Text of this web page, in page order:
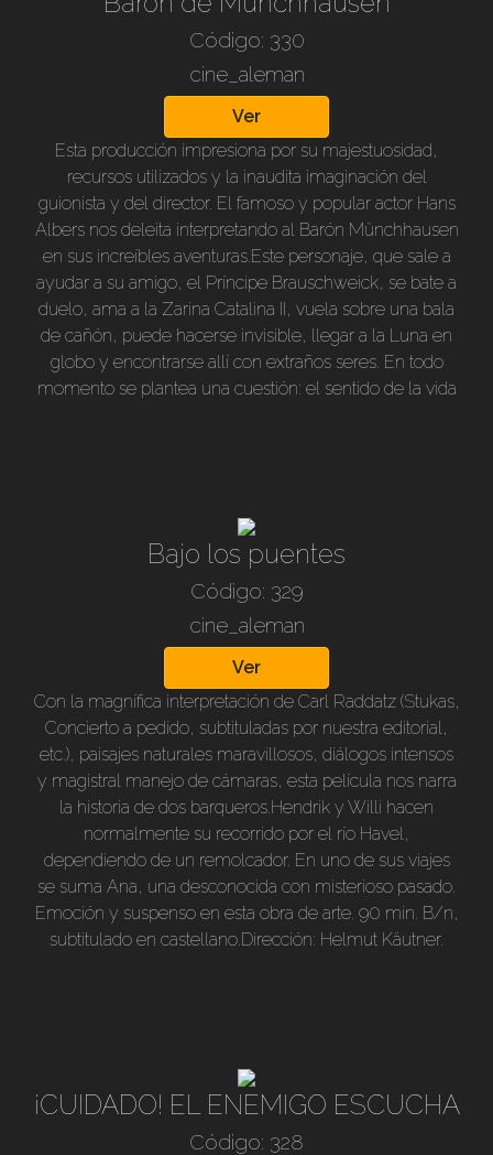
Código: 330
cine_aleman
Ver
Esta producción impresiona por su majestuosidad,
recursos utilizados y la inaudita imaginación del
guionista y del director. El famoso y popular actor Hans
Albers nos deleita interpretando al Barón Münchhausen
en sus increíbles aventuras.Este personaje, que sale a
ayudar a su amigo, el Príncipe Brauschweick, se bate a
duelo, ama a la Zarina Catalina II, vuela sobre una bala
de cañón, puede hacerse invisible, llegar a la Luna en
globo y encontrarse allí con extraños seres. En todo
momento se plantea una cuestión: el sentido de la vida
Kathe Kaack, Gustav Waldau y otros.
Bajo los puentes
Código: 329
cine_aleman
Ver
Con la magnífica interpretación de Carl Raddatz (Stukas,
Concierto a pedido, subtituladas por nuestra editorial,
etc.), paisajes naturales maravillosos, diálogos intensos
y magistral manejo de cámaras, esta película nos narra
la historia de dos barqueros.Hendrik y Willi hacen
normalmente su recorrido por el río Havel,
dependiendo de un remolcador. En uno de sus viajes
se suma Ana, una desconocida con misterioso pasado.
Emoción y suspenso en esta obra de arte. 90 min. B/n,
subtitulado en castellano.Dirección: Helmut Käutner.
¡CUIDADO! EL ENEMIGO ESCUCHA
Código: 328